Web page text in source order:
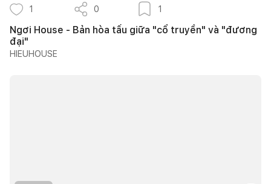
1 0 1
Ngơi House - Bản hòa tấu giữa "cổ truyền" và "đương
đại"
HIEUHOUSE